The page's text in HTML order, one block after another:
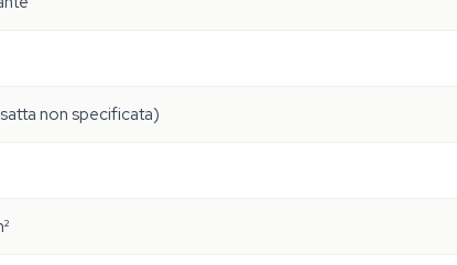
non specificata)